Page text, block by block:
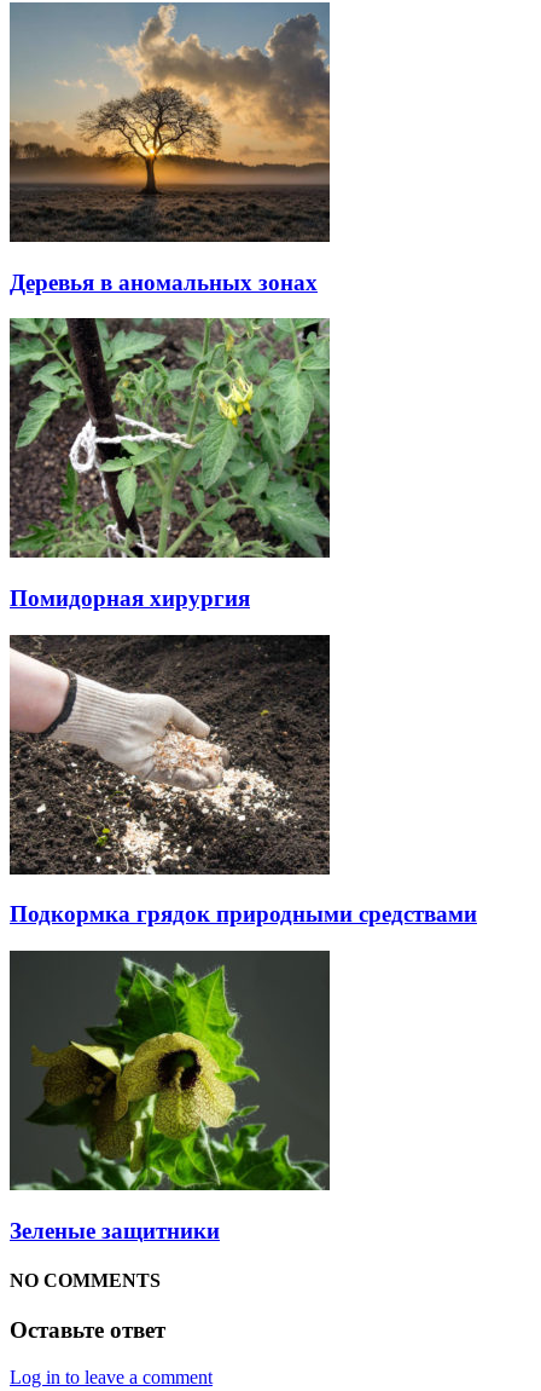
Деревья в аномальных зонах
Помидорная хирургия
Подкормка грядок природными средствами
Зеленые защитники
NO COMMENTS
Оставьте ответ
Log in to leave a comment